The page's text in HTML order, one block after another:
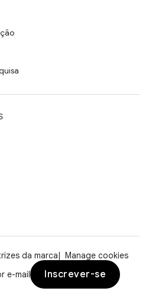
da marca
Manage cookies
e-mail
Inscrever-se